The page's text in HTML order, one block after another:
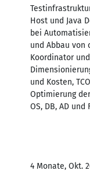
Host und Java
bei
und Abbau von
Koordinator
und Kosten,
Optimierung
OS, DB, AD und
4 Monate, Okt.